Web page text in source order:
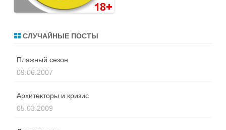
СЛУЧАЙНЫЕ ПОСТЫ
Пляжный сезон
09.06.2007
Архитекторы и кризис
05.03.2009